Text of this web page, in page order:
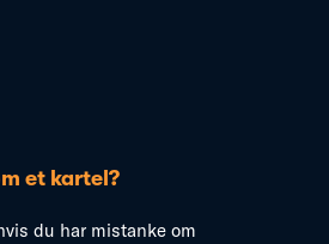
et kartel?
du har mistanke om